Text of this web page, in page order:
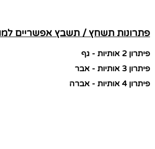
פתרונות תשחץ / תשבץ אפשריים
פיתרון 2 אותיות - גף
פיתרון 3 אותיות - אבר
פיתרון 4 אותיות - אברה